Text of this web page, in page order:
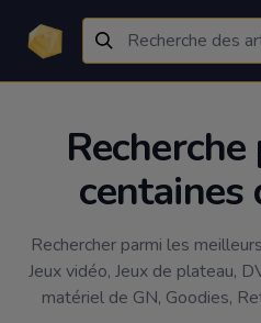
Rechercher parmi les
Jeux vidéo, Jeux de plateau,
matériel de GN, Goodies,